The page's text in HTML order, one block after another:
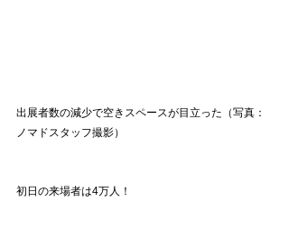
出展者数の減少で空きスペースが目立った（写真：
ノマドスタッフ撮影）
初日の来場者は4万人！